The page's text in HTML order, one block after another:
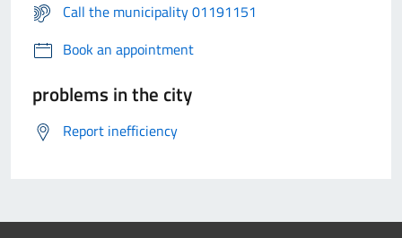
Call the municipality 01191151
Book an appointment
problems in the city
Report inefficiency